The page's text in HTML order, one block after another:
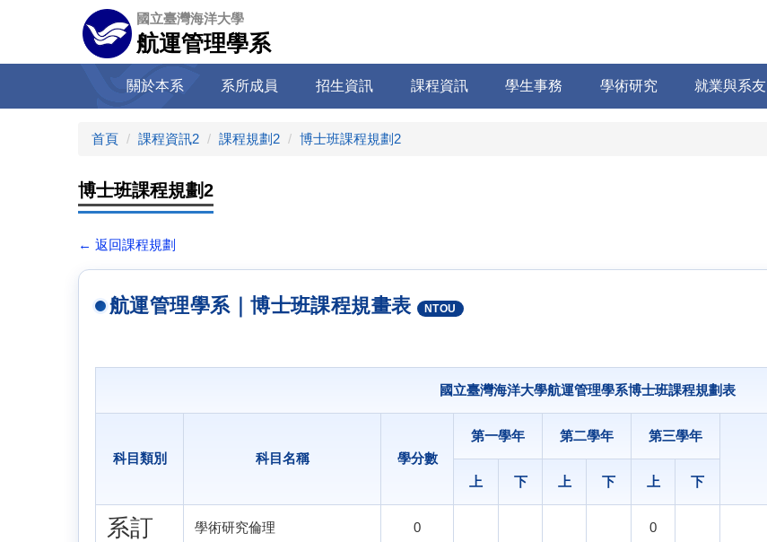
容
國立臺灣海洋大學
航運管理學系
關於本系 系所成員 招生資訊 課程資訊 學生事務 學術研究 就業與系友
首頁 課程資訊2 課程規劃2 博士班課程規劃2
博士班課程規劃2
← 返回課程規劃
航運管理學系｜博士班課程規畫表 NTOU
國立臺灣海洋大學航運管理學系博士班課程規劃表
科目類別 科目名稱 學分數
第一學年 第二學年
第三學年
上
下 上 下 上 下
系訂
學術研究倫理 0 0